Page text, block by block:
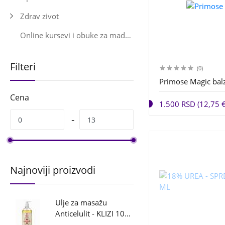
Zdrav zivot
Online kursevi i obuke za maderoterapiju
Filteri
Cena
Najnoviji proizvodi
Ulje za masažu
Anticelulit - KLIZI 1000
(0)
Primose Magic
1.500 RSD (12,75